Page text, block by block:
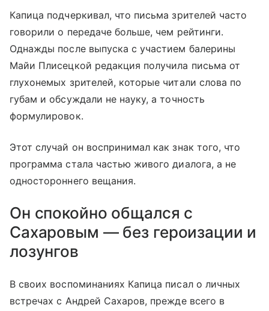
Капица подчеркивал, что письма зрителей часто
говорили о передаче больше, чем рейтинги.
Однажды после выпуска с участием балерины
Майи Плисецкой редакция получила письма от
глухонемых зрителей, которые читали слова по
губам и обсуждали не науку, а точность
формулировок.
Этот случай он воспринимал как знак того, что
программа стала частью живого диалога, а не
одностороннего вещания.
Он спокойно общался с
Сахаровым — без героизации и
лозунгов
В своих воспоминаниях Капица писал о личных
встречах с Андрей Сахаров, прежде всего в